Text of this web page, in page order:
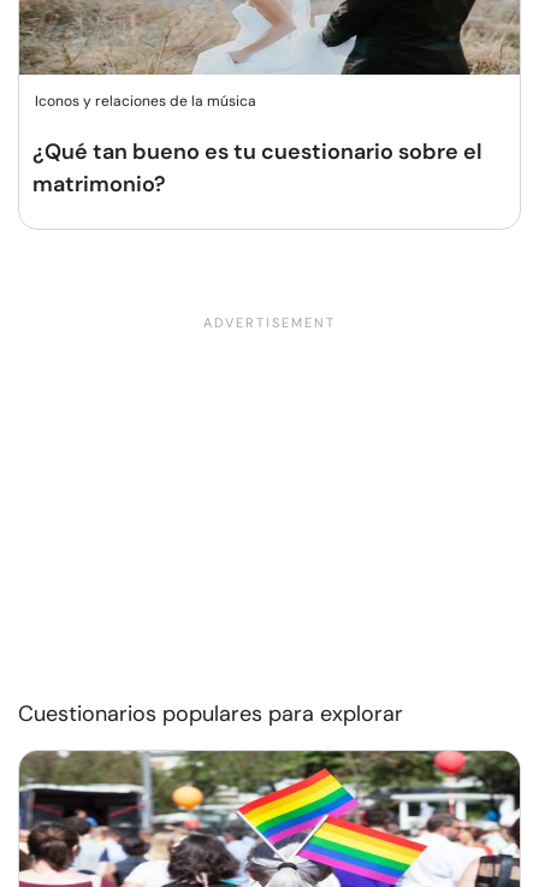
Iconos y relaciones de la música
¿Qué tan bueno es tu cuestionario sobre el
matrimonio?
Cuestionarios populares para explorar